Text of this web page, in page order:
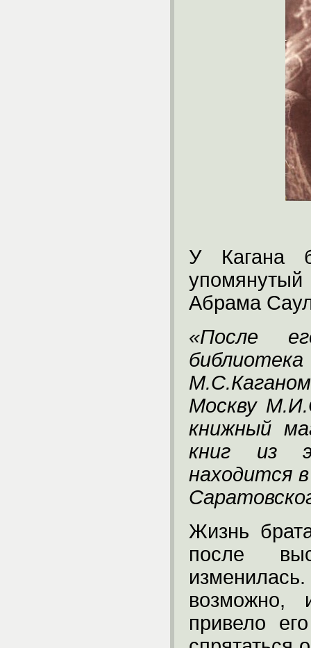
У Кагана
Абрама
«После
Москву
книжный
книг из
находится
Жизнь
после
возможно,
привело